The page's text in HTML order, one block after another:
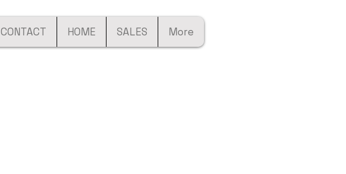
CONTACT HOME SALES More